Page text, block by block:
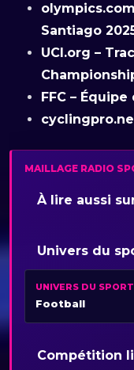
Santiago
UCI.org –
FFC –
MAILLAGE RADIO
À lire aussi
Univers du
UNIVERS DU SPORT
Football
Compétition